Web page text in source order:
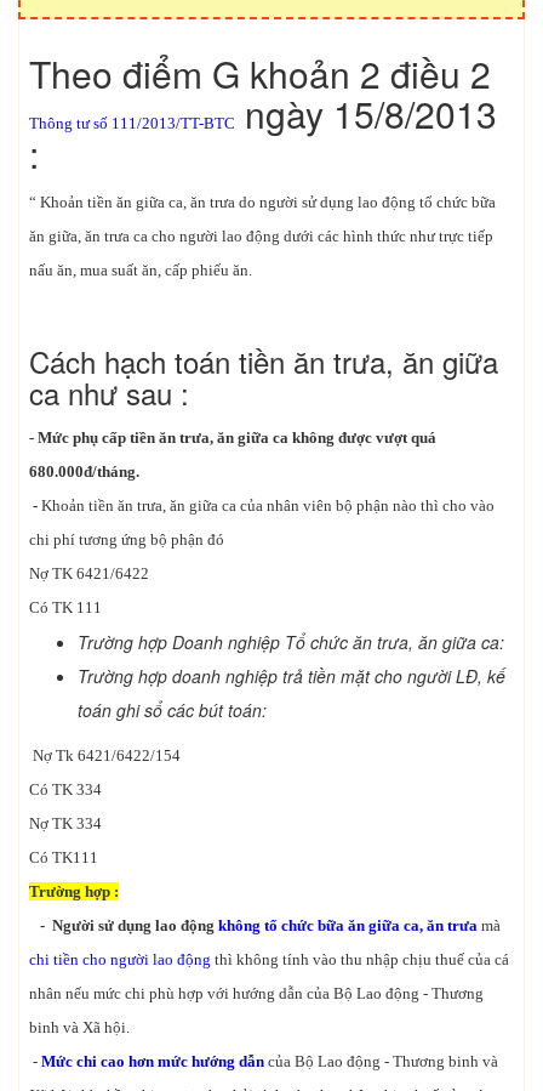
Theo điểm G khoản 2 điều 2
Thông tư số 111/2013/TT-BTC ngày 15/8/2013
:
“ Khoản tiền ăn giữa ca, ăn trưa do người sử dụng lao động tổ chức bữa
ăn giữa, ăn trưa ca cho người lao động dưới các hình thức như trực tiếp
nấu ăn, mua suất ăn, cấp phiếu ăn.
Cách hạch toán tiền ăn trưa, ăn giữa
ca như sau :
- Mức phụ cấp tiền ăn trưa, ăn giữa ca không được vượt quá
680.000đ/tháng.
- Khoản tiền ăn trưa, ăn giữa ca của nhân viên bộ phận nào thì cho vào
chi phí tương ứng bộ phận đó
Nợ TK 6421/6422
Có TK 111
Trường hợp Doanh nghiệp Tổ chức ăn trưa, ăn giữa ca:
Trường hợp doanh nghiệp trả tiền mặt cho người LĐ, kế
toán ghi sổ các bút toán:
Nợ Tk 6421/6422/154
Có TK 334
Nợ TK 334
Có TK111
Trường hợp :
- Người sử dụng lao động không tổ chức bữa ăn giữa ca, ăn trưa mà
chi tiền cho người lao động thì không tính vào thu nhập chịu thuế của cá
nhân nếu mức chi phù hợp với hướng dẫn của Bộ Lao động - Thương
binh và Xã hội.
- Mức chi cao hơn mức hướng dẫn của Bộ Lao động - Thương binh và